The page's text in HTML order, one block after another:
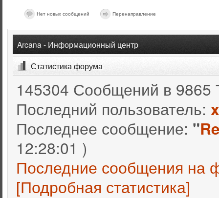
Нет новых сообщений Перенаправление
Arcana - Информационный центр
Статистика форума
145304 Сообщений в 9865
Последний пользователь:
Последнее сообщение: "
12:28:01 )
Последние сообщения на
[Подробная статистика]